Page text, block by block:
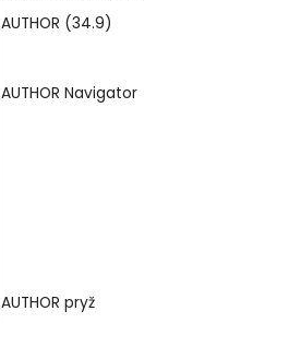
AUTHOR (34.9)
AUTHOR Navigator
AUTHOR pryž